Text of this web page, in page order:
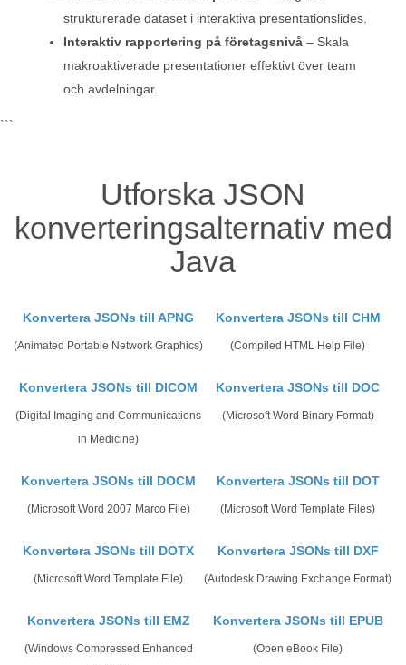
strukturerade dataset i interaktiva presentationslides.
Interaktiv rapportering på företagsnivå – Skala
makroaktiverade presentationer effektivt över team
och avdelningar.
```
Utforska JSON
konverteringsalternativ med
Java
Konvertera JSONs till APNG
(Animated Portable Network Graphics)
Konvertera JSONs till CHM
(Compiled HTML Help File)
Konvertera JSONs till DICOM
(Digital Imaging and Communications
in Medicine)
Konvertera JSONs till DOC
(Microsoft Word Binary Format)
Konvertera JSONs till DOCM
(Microsoft Word 2007 Marco File)
Konvertera JSONs till DOT
(Microsoft Word Template Files)
Konvertera JSONs till DOTX
(Microsoft Word Template File)
Konvertera JSONs till DXF
(Autodesk Drawing Exchange Format)
Konvertera JSONs till EMZ
(Windows Compressed Enhanced
Konvertera JSONs till EPUB
(Open eBook File)